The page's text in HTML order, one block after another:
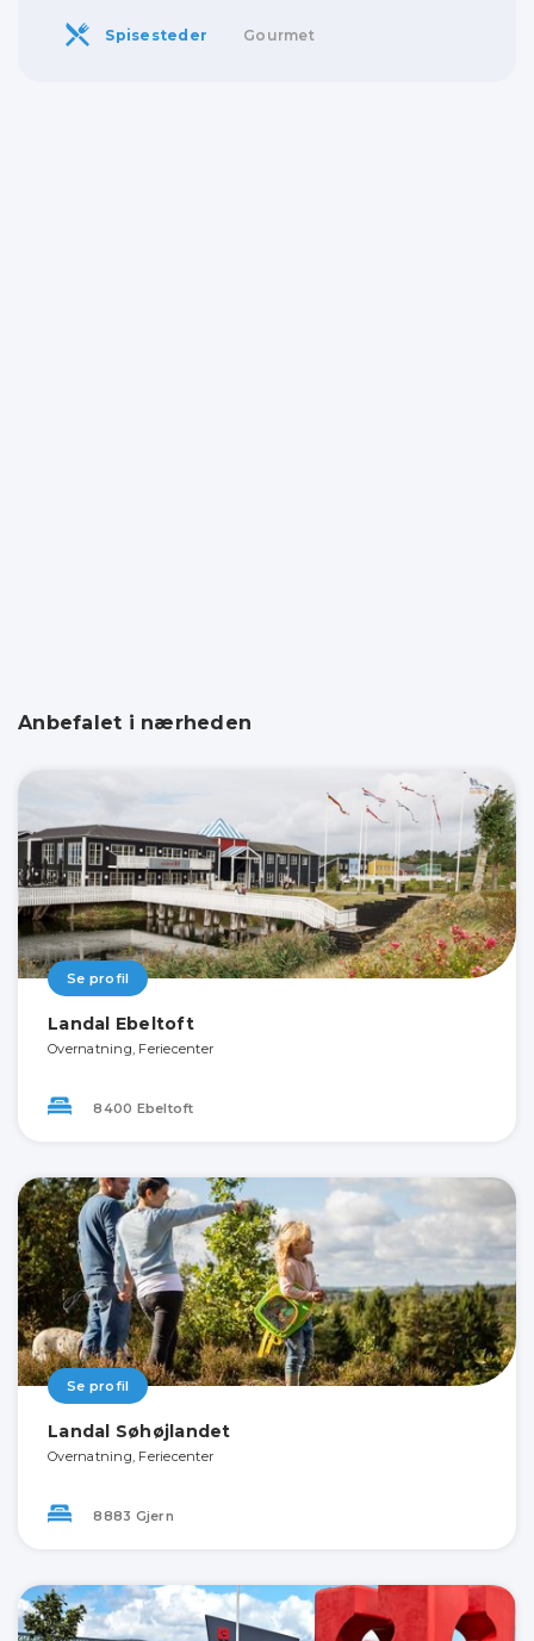
Spisesteder Gourmet
Anbefalet i nærheden
Se profil
Landal Ebeltoft
Overnatning, Feriecenter
8400 Ebeltoft
Se profil
Landal Søhøjlandet
Overnatning, Feriecenter
8883 Gjern